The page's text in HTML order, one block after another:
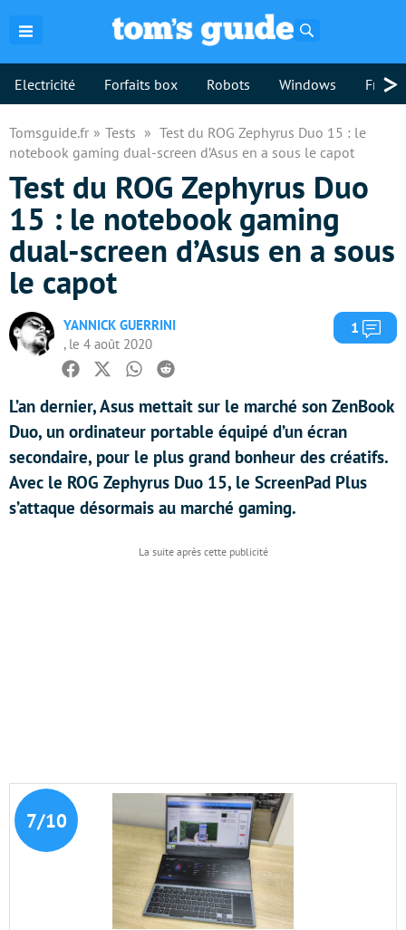
Electricité Forfaits box Robots Windows >
Tomsguide.fr Tests
Test du ROG Zephyrus Duo 15 : le
notebook gaming dual-screen d’Asus en a sous le capot
Test du ROG Zephyrus Duo
15 : le notebook gaming
dual-screen d’Asus en a sous
le capot
YANNICK GUERRINI
, le 4 août 2020
1
Facebook
TwitterWhatsapp
Reddit
L’an dernier, Asus mettait sur le marché son ZenBook
Duo, un ordinateur portable équipé d’un écran
secondaire, pour le plus grand bonheur des créatifs.
Avec le ROG Zephyrus Duo 15, le ScreenPad Plus
s’attaque désormais au marché gaming.
7/10